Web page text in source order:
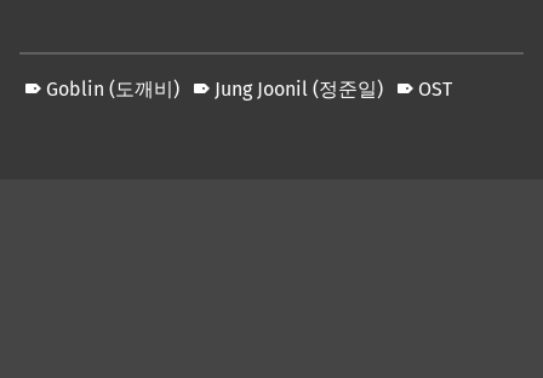
Goblin (도깨비) Jung Joonil (정준일) OST